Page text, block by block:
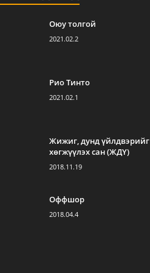
Оюу толгой
2021.02.2
Рио Тинто
2021.02.1
Жижиг, дунд үйлдвэрийг
хөгжүүлэх сан (ЖДҮ)
2018.11.19
Оффшор
2018.04.4